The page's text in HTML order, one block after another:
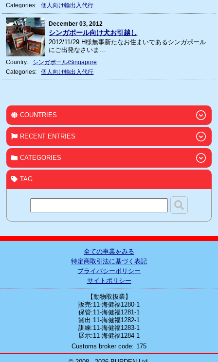
Categories: 個人向け輸出入代行
December 03, 2012
シンガポール向け犬お引越し
2012/11/29 H様無事新たなお住まいであるシンガポール
にご出発なさいま...
Country:
シンガポール/Singapore
Categories:
個人向け輸出入代行
COUNTRIES
RECENT ENTRIES
CATEGORIES
TAG
全ての事業をみる
特定商取引法に基づく表記
プライバシーポリシー
サイトポリシー
【動物取扱業】
販売:11-海健福1280-1
保管:11-海健福1281-1
貸出:11-海健福1282-1
訓練:11-海健福1283-1
展示:11-海健福1284-1
Customs broker code
175